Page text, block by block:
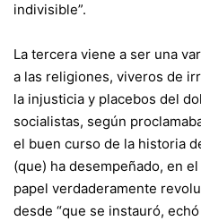
indivisible”.
La tercera viene a ser una
a las religiones, viveros de
la injusticia y placebos del
socialistas, según
el buen curso de la historia
(que) ha desempeñado, en
papel verdaderamente
desde “que se instauró,